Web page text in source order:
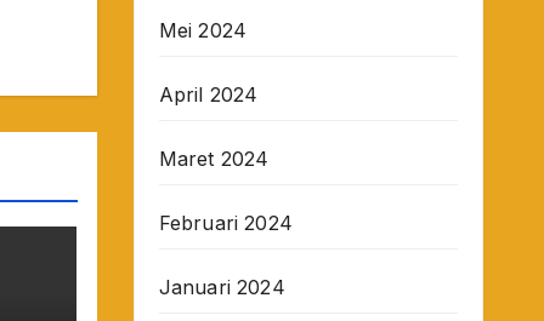
Mei 2024
April 2024
Maret 2024
Februari 2024
Januari 2024